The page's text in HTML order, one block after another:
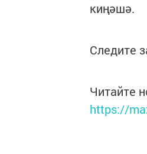
киңәшә.
Следите
Читайте
https://